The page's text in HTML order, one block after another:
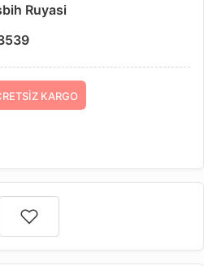
Ruyasi
KARGO